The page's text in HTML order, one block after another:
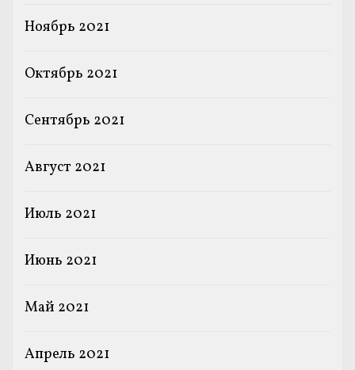
Ноябрь 2021
Октябрь 2021
Сентябрь 2021
Август 2021
Июль 2021
Июнь 2021
Май 2021
Апрель 2021